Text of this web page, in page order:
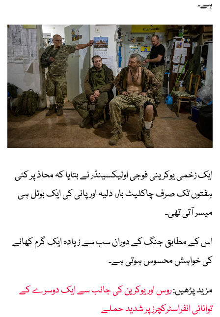
ہے۔
ایک زخمی یوکرینی فوجی اولیکسینڈر نے بتایا کہ محاذ پر کئی
ہفتوں تک صرف چاکلیٹ بار، دلیہ اور پانی کی ایک بوتل ہی
میسر آتی تھی۔
اس کے مطابق جنگ کے دوران سب سے زیادہ ایک گرم کھانے
کی خواہش محسوس ہوتی ہے۔
مزید پڑھیں:روس اور یوکرین کی جانب سے ایک دوسرے کے
توانائی انفراسٹرکچرز پر شدید حملے